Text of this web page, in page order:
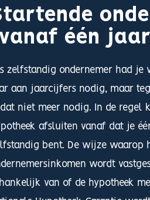
één
zelfstandig ondernemer had je
aan jaarcijfers nodig, maar
niet meer nodig. In de regel
afsluiten vanaf dat je
bent. De wijze waarop
wordt
van of de hypotheek